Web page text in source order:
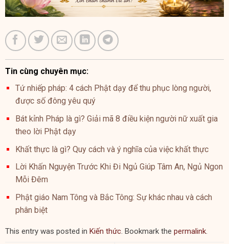
Tin cùng chuyên mục:
Tứ nhiếp pháp: 4 cách Phật dạy để thu phục lòng người,
được số đông yêu quý
Bát kỉnh Pháp là gì? Giải mã 8 điều kiện người nữ xuất gia
theo lời Phật dạy
Khất thực là gì? Quy cách và ý nghĩa của việc khất thực
Lời Khấn Nguyện Trước Khi Đi Ngủ Giúp Tâm An, Ngủ Ngon
Mỗi Đêm
Phật giáo Nam Tông và Bắc Tông: Sự khác nhau và cách
phân biệt
This entry was posted in Kiến thức. Bookmark the permalink.